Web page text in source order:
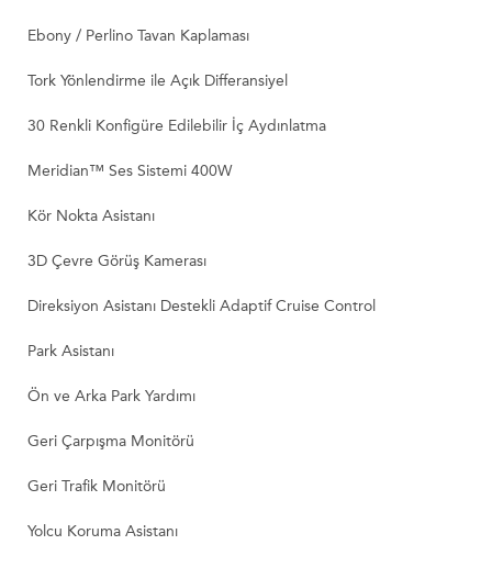
Ebony / Perlino Tavan Kaplaması
Tork Yönlendirme ile Açık Differansiyel
30 Renkli Konfigüre Edilebilir İç Aydınlatma
Meridian™ Ses Sistemi 400W
Kör Nokta Asistanı
3D Çevre Görüş Kamerası
Direksiyon Asistanı Destekli Adaptif Cruise Control
Park Asistanı
Ön ve Arka Park Yardımı
Geri Çarpışma Monitörü
Geri Trafik Monitörü
Yolcu Koruma Asistanı